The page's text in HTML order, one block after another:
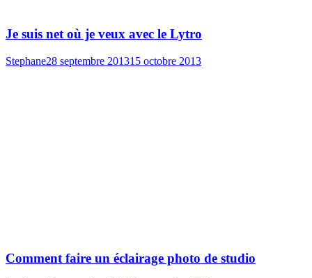
Je suis net où je veux avec le Lytro
Stephane28 septembre 201315 octobre 2013
Comment faire un éclairage photo de studio